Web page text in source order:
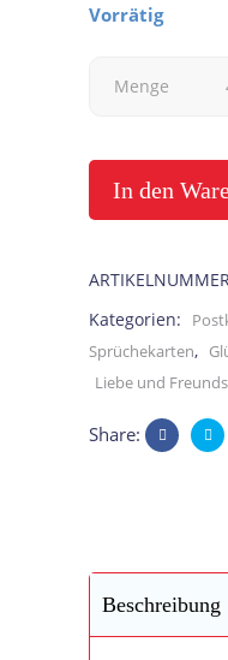
Vorrätig
Ente
alles
Sprüchekarte
Mädchen
Menge
In den
Kategorien:
Sprüchekarten,
Liebe und
Share:
Beschreibung